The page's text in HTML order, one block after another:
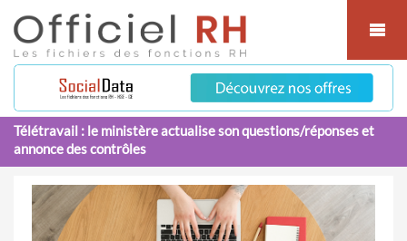
Télétravail : le ministère actualise son questions/réponses et
annonce des contrôles